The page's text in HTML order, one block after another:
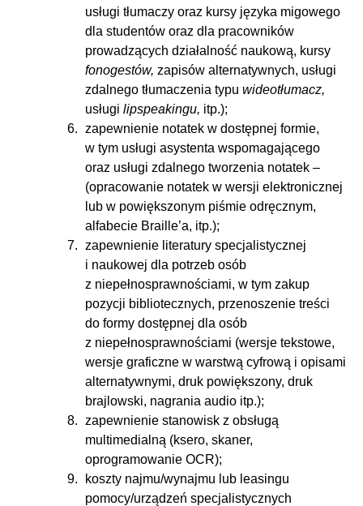
usługi tłumaczy oraz kursy języka migowego
dla studentów oraz dla pracowników
prowadzących działalność naukową, kursy
fonogestów, zapisów alternatywnych, usługi
zdalnego tłumaczenia typu wideotłumacz,
usługi lipspeakingu, itp.);
zapewnienie notatek w dostępnej formie,
w tym usługi asystenta wspomagającego
oraz usługi zdalnego tworzenia notatek –
(opracowanie notatek w wersji elektronicznej
lub w powiększonym piśmie odręcznym,
alfabecie Braille’a, itp.);
zapewnienie literatury specjalistycznej
i naukowej dla potrzeb osób
z niepełnosprawnościami, w tym zakup
pozycji bibliotecznych, przenoszenie treści
do formy dostępnej dla osób
z niepełnosprawnościami (wersje tekstowe,
wersje graficzne w warstwą cyfrową i opisami
alternatywnymi, druk powiększony, druk
brajlowski, nagrania audio itp.);
zapewnienie stanowisk z obsługą
multimedialną (ksero, skaner,
oprogramowanie OCR);
koszty najmu/wynajmu lub leasingu
pomocy/urządzeń specjalistycznych